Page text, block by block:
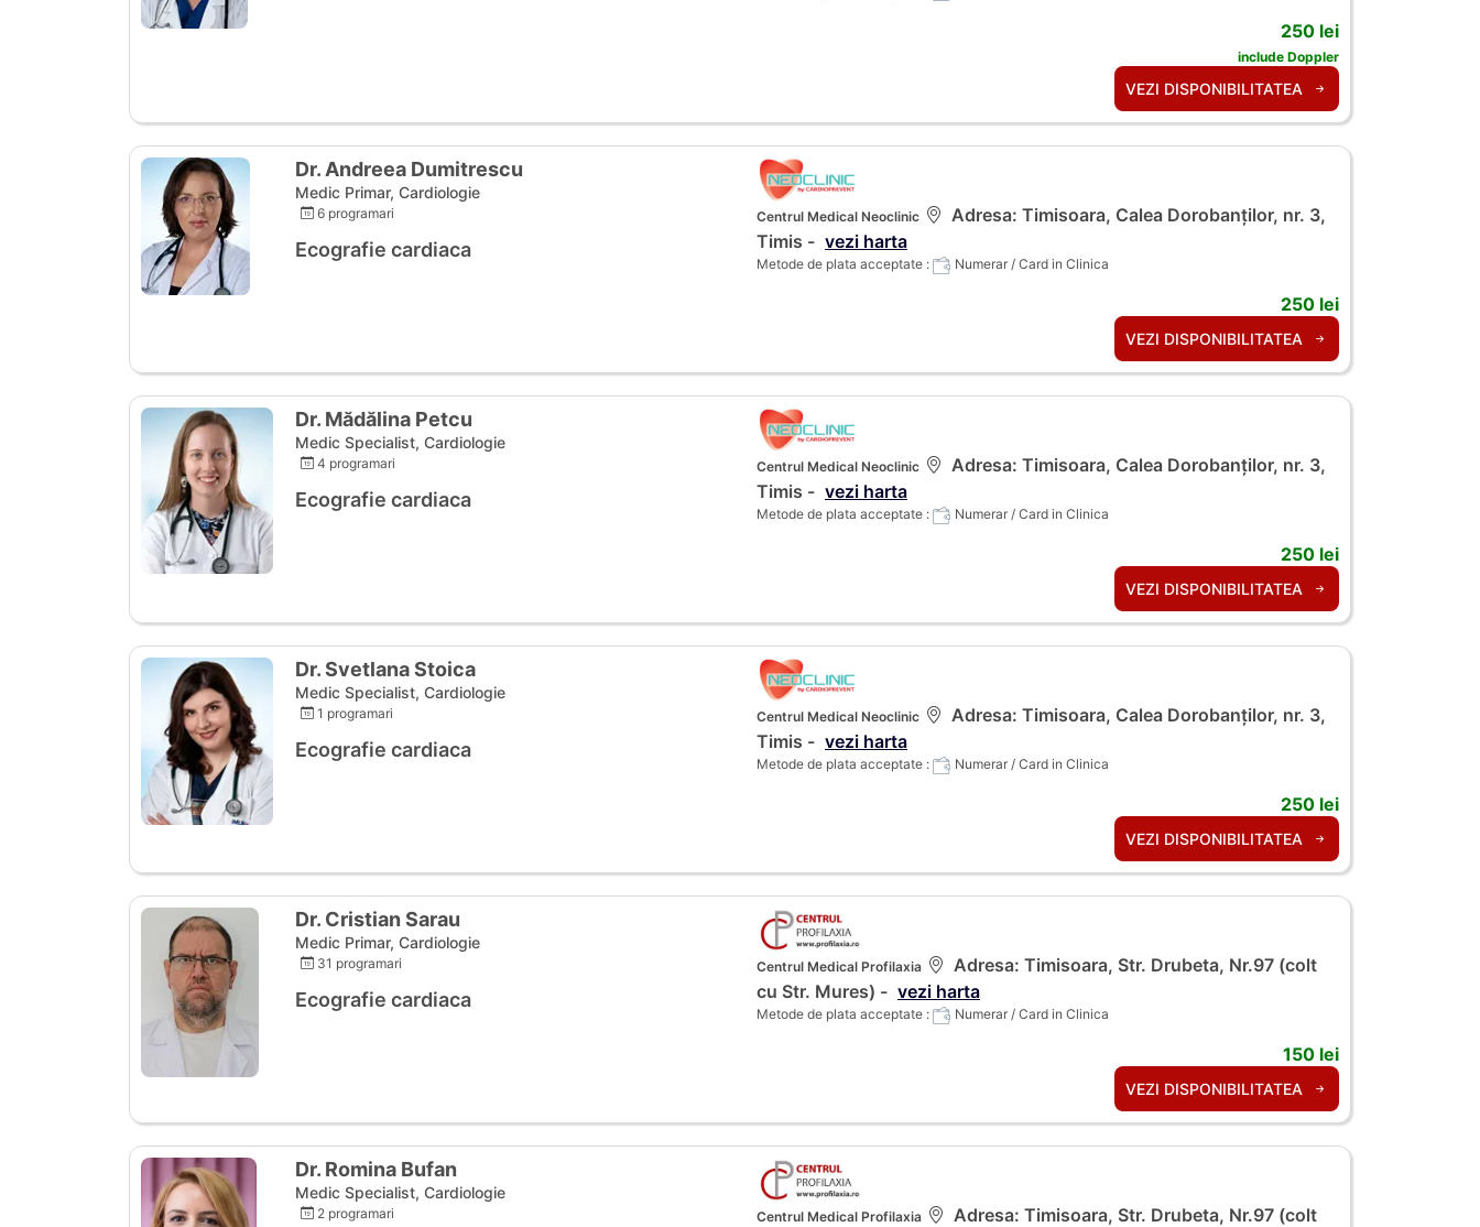
250 lei
include Doppler
VEZI DISPONIBILITATEA
Dr. Andreea Dumitrescu
Medic Primar, Cardiologie
6 programari
Ecografie cardiaca
Centrul Medical Neoclinic
Adresa: Timisoara, Calea Dorobanților, nr. 3,
Timis - vezi harta
Metode de plata acceptate : Numerar / Card in Clinica
250 lei
VEZI DISPONIBILITATEA
Dr. Mădălina Petcu
Medic Specialist, Cardiologie
4 programari
Ecografie cardiaca
Centrul Medical Neoclinic
Adresa: Timisoara, Calea Dorobanților, nr. 3,
Timis - vezi harta
Metode de plata acceptate : Numerar / Card in Clinica
250 lei
VEZI DISPONIBILITATEA
Dr. Svetlana Stoica
Medic Specialist, Cardiologie
1 programari
Ecografie cardiaca
Centrul Medical Neoclinic
Adresa: Timisoara, Calea Dorobanților, nr. 3,
Timis - vezi harta
Metode de plata acceptate : Numerar / Card in Clinica
250 lei
VEZI DISPONIBILITATEA
Dr. Cristian Sarau
Medic Primar, Cardiologie
31 programari
Ecografie cardiaca
Centrul Medical Profilaxia
Adresa: Timisoara, Str. Drubeta, Nr.97 (colt
cu Str. Mures) - vezi harta
Metode de plata acceptate : Numerar / Card in Clinica
150 lei
VEZI DISPONIBILITATEA
Dr. Romina Bufan
Medic Specialist, Cardiologie
2 programari Centrul Medical Profilaxia
Adresa: Timisoara, Str. Drubeta, Nr.97 (colt